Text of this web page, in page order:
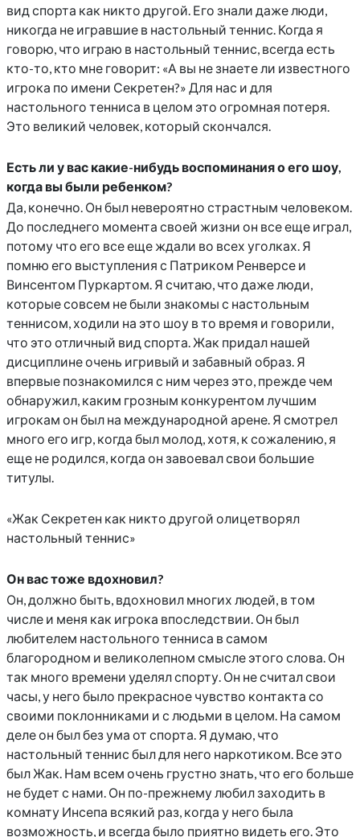
вид спорта как никто другой. Его знали даже люди,
никогда не игравшие в настольный теннис. Когда я
говорю, что играю в настольный теннис, всегда есть
кто-то, кто мне говорит: «А вы не знаете ли известного
игрока по имени Секретен?» Для нас и для
настольного тенниса в целом это огромная потеря.
Это великий человек, который скончался.
Есть ли у вас какие-нибудь воспоминания о его шоу,
когда вы были ребенком?
Да, конечно. Он был невероятно страстным человеком.
До последнего момента своей жизни он все еще играл,
потому что его все еще ждали во всех уголках. Я
помню его выступления с Патриком Ренверсе и
Винсентом Пуркартом. Я считаю, что даже люди,
которые совсем не были знакомы с настольным
теннисом, ходили на это шоу в то время и говорили,
что это отличный вид спорта. Жак придал нашей
дисциплине очень игривый и забавный образ. Я
впервые познакомился с ним через это, прежде чем
обнаружил, каким грозным конкурентом лучшим
игрокам он был на международной арене. Я смотрел
много его игр, когда был молод, хотя, к сожалению, я
еще не родился, когда он завоевал свои большие
титулы.
«Жак Секретен как никто другой олицетворял
настольный теннис»
Он вас тоже вдохновил?
Он, должно быть, вдохновил многих людей, в том
числе и меня как игрока впоследствии. Он был
любителем настольного тенниса в самом
благородном и великолепном смысле этого слова. Он
так много времени уделял спорту. Он не считал свои
часы, у него было прекрасное чувство контакта со
своими поклонниками и с людьми в целом. На самом
деле он был без ума от спорта. Я думаю, что
настольный теннис был для него наркотиком. Все это
был Жак. Нам всем очень грустно знать, что его больше
не будет с нами. Он по-прежнему любил заходить в
комнату Инсепа всякий раз, когда у него была
возможность, и всегда было приятно видеть его. Это